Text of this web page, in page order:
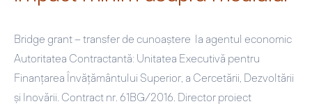
Bridge grant – transfer de cunoaștere la agentul economic
Autoritatea Contractantă: Unitatea Executivă pentru
Finanţarea Învăţământului Superior, a Cercetării, Dezvoltării
şi Inovării. Contract nr. 61BG ⁄ 2016. Director proiect